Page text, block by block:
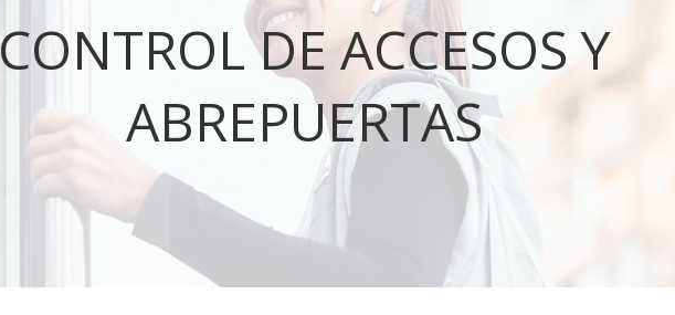
CONTROL DE ACCESOS Y
ABREPUERTAS